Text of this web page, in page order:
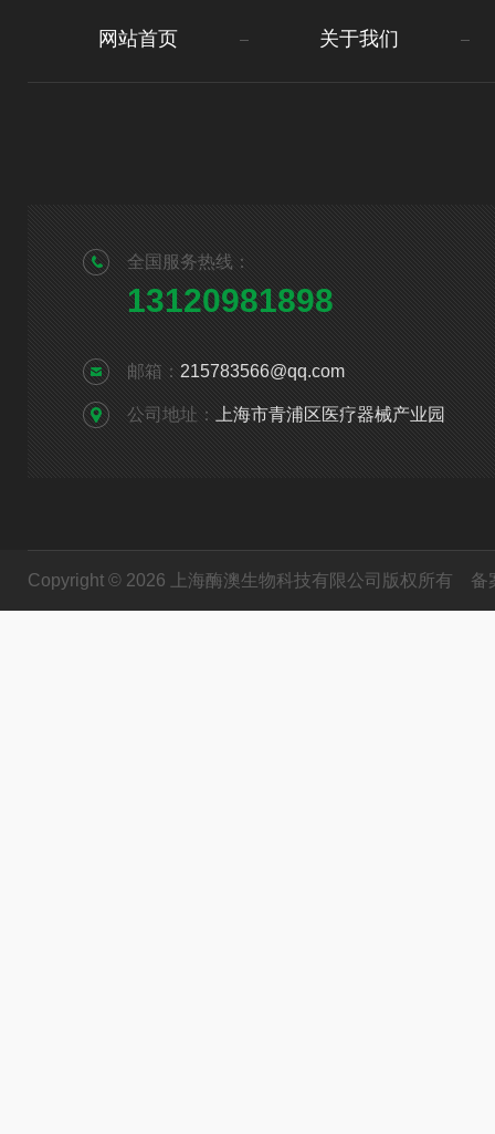
网站首页 关于我们
全国服务热线：
13120981898
邮箱： 215783566@qq.com
公司地址： 上海市青浦区医疗器械产业园
Copyright © 2026 上海酶澳生物科技有限公司版权所有 备